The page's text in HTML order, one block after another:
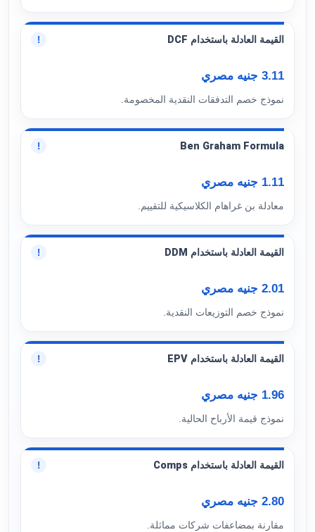
القيمة العادلة باستخدام DCF !
3.11 جنيه مصري
نموذج خصم التدفقات النقدية المخصومة.
Ben Graham Formula
!
1.11 جنيه مصري
معادلة بن غراهام الكلاسيكية للتقييم.
القيمة العادلة باستخدام DDM !
2.01 جنيه مصري
نموذج خصم التوزيعات النقدية.
القيمة العادلة باستخدام EPV !
1.96 جنيه مصري
نموذج قيمة الأرباح الحالية.
القيمة العادلة باستخدام Comps !
2.80 جنيه مصري
مقارنة بمضاعفات شركات مماثلة.